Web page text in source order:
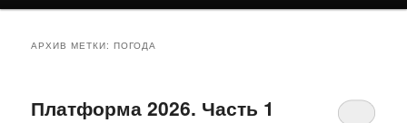
АРХИВ МЕТКИ:ПОГОДА
Платформа 2026. Часть 1